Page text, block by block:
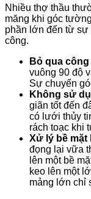
Nhiều thợ thầu
măng khi góc
phần lớn đến từ sự
công.
Bỏ qua
vuông 90 độ
Sự chuyển
Không sử
giãn tốt đến
có lưới thủy
rách toạc khi
Xử lý bề mặt
đọng lại vữa
lên một bề
keo lên một
mảng lớn chỉ